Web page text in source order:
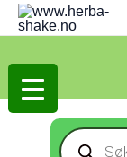
Hopp
rett
til
innholdet
Products
search